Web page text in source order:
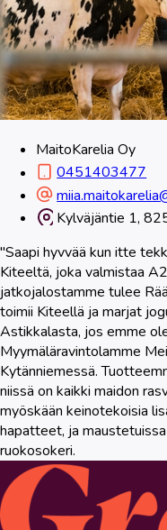
MaitoKarelia Oy
0451403477
Kylväjäntie 1,
"Saapi hyvvää kun itte
Kiteeltä, joka valmistaa
jatkojalostamme tulee
toimii Kiteellä ja marjat
Astikkalasta, jos emme
Myymäläravintolamme
Kytänniemessä.
niissä on kaikki maidon
myöskään keinotekoisia
hapatteet, ja
ruokosokeri.